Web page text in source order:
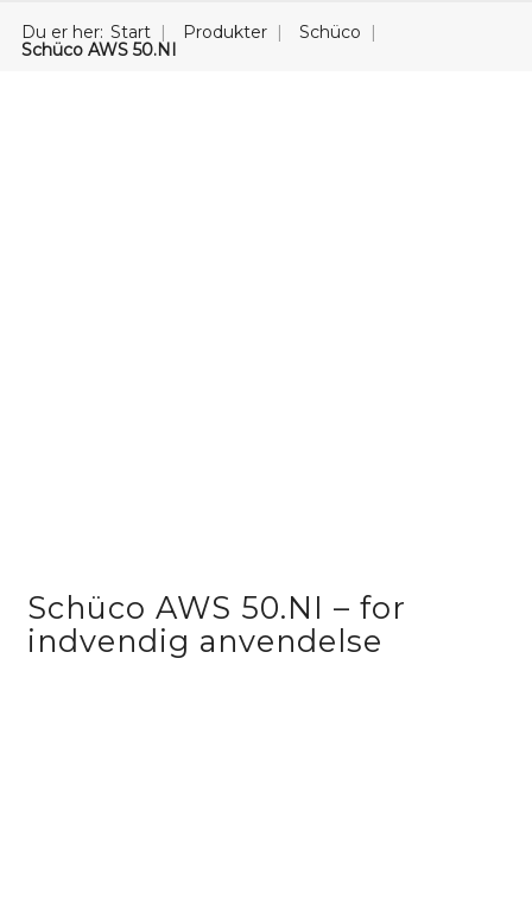
Du er her: Start Produkter
Schüco
Schüco AWS 50.NI
Schüco AWS 50.NI – for
indvendig anvendelse